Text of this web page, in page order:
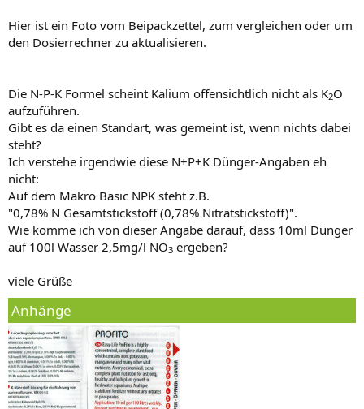
Hier ist ein Foto vom Beipackzettel, zum vergleichen oder um
den Dosierrechner zu aktualisieren.
Die N-P-K Formel scheint Kalium offensichtlich nicht als K2O
aufzuführen.
Gibt es da einen Standart, was gemeint ist, wenn nichts dabei
steht?
Ich verstehe irgendwie diese N+P+K Dünger-Angaben eh
nicht:
Auf dem Makro Basic NPK steht z.B.
"0,78% N Gesamtstickstoff (0,78% Nitratstickstoff)".
Wie komme ich von dieser Angabe darauf, dass 10ml Dünger
auf 100l Wasser 2,5mg/l NO3 ergeben?
viele Grüße
Anhänge